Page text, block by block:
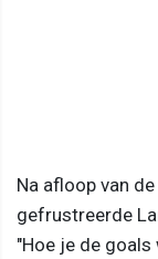
Na afloop van
gefrustreerde
"Hoe je de